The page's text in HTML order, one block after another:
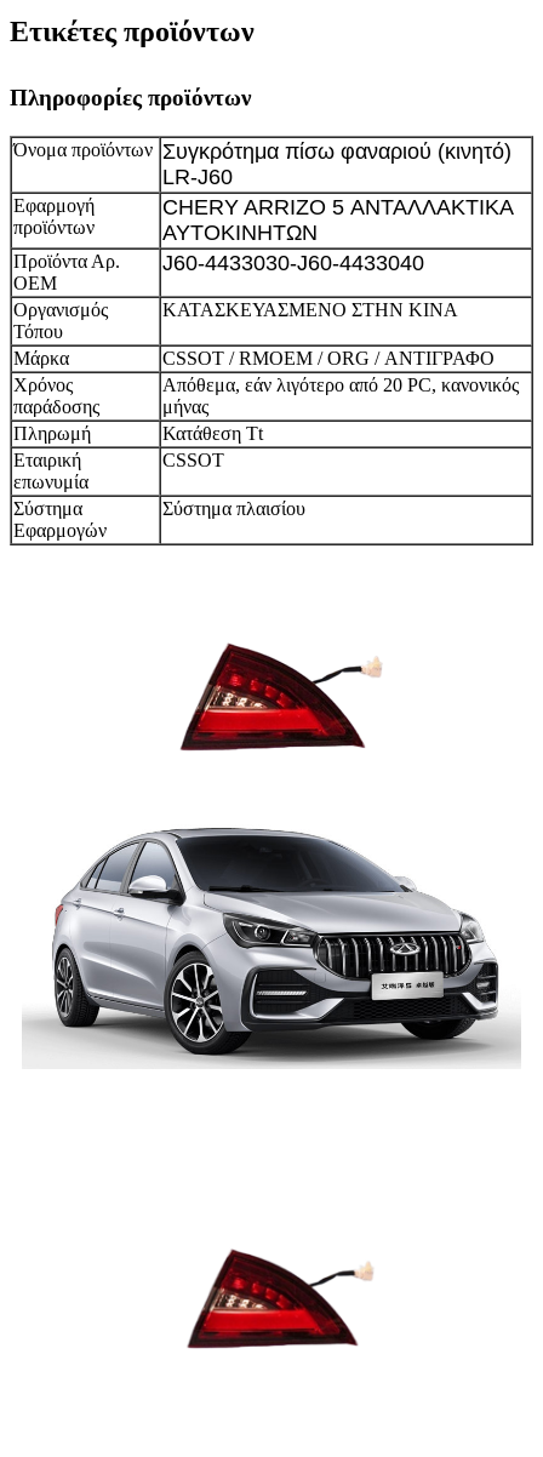
Ετικέτες προϊόντων
Πληροφορίες προϊόντων
Όνομα προϊόντων Συγκρότημα πίσω φαναριού (κινητό)
LR-J60
Εφαρμογή
προϊόντων
CHERY ARRIZO 5 ΑΝΤΑΛΛΑΚΤΙΚΑ
ΑΥΤΟΚΙΝΗΤΩΝ
Προϊόντα Αρ.
ΟΕΜ
J60-4433030-J60-4433040
Οργανισμός
Τόπου
ΚΑΤΑΣΚΕΥΑΣΜΕΝΟ ΣΤΗΝ ΚΙΝΑ
Μάρκα
CSSOT / RMOEM / ORG / ΑΝΤΙΓΡΑΦΟ
Χρόνος
παράδοσης
Απόθεμα, εάν λιγότερο από 20 PC, κανονικός
μήνας
Πληρωμή
Κατάθεση Tt
Εταιρική
επωνυμία
CSSOT
Σύστημα
Εφαρμογών
Σύστημα πλαισίου